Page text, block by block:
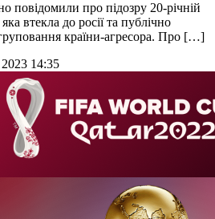
повідомили про підозру 20-річній
втекла до росії та публічно
країни-агресора. Про […]
14:35